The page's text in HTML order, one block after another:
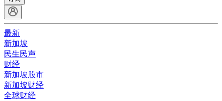
最新
新加坡
民生民声
财经
新加坡股市
新加坡财经
全球财经